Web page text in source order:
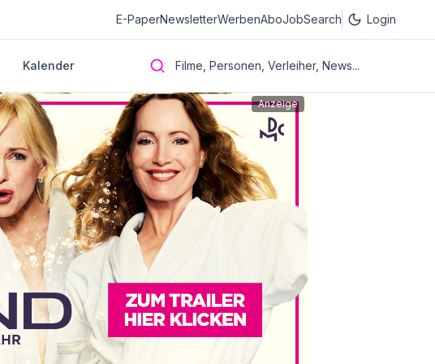
E-PaperNewsletterWerbenAboJobSearch Login
Kalender Filme, Personen, Verleiher, News...
Anzeige